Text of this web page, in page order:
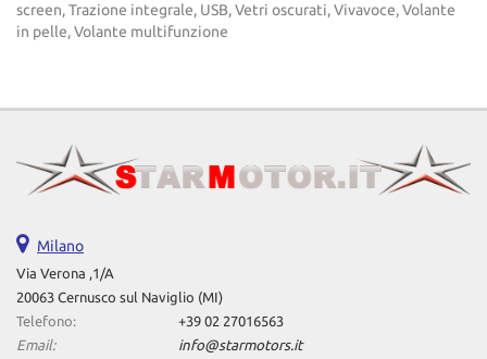
screen, Trazione integrale, USB, Vetri oscurati, Vivavoce, Volante
in pelle, Volante multifunzione
Milano
Via Verona ,1/A
20063 Cernusco sul Naviglio (MI)
Telefono:
+39 02 27016563
Email:
info@starmotors.it